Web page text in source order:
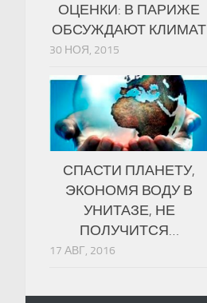
ОЦЕНКИ: В ПАРИЖЕ
ОБСУЖДАЮТ КЛИМАТ
30 НОЯ, 2015
СПАСТИ ПЛАНЕТУ,
ЭКОНОМЯ ВОДУ В
УНИТАЗЕ, НЕ
ПОЛУЧИТСЯ…
17 АВГ, 2016